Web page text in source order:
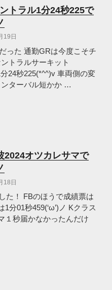
トラル1分24秒225で
19日
った 通勤GRは今度こそチ
トラルサーキット
24秒225(*^^)v 車両側の変
ターバル短かか …
2024オツカレサマで
18日
た！ FBのほうで成績票は
分01秒459(‘ω’)ノ Kクラス
１秒届かなかったんだけ